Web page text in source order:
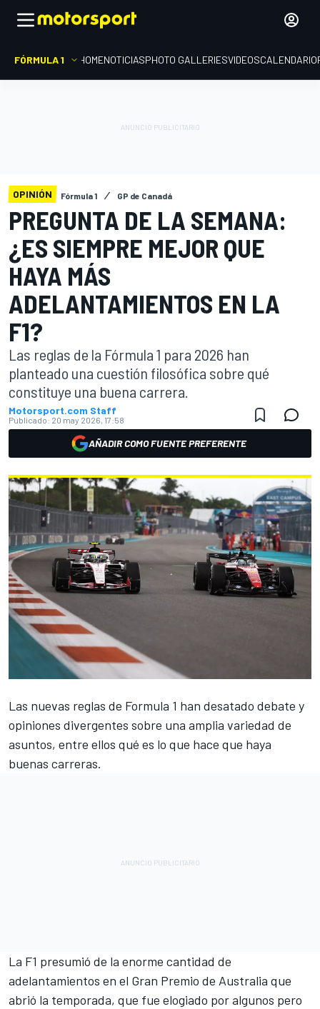
FÓRMULA 1 HOMENOTICIASPHOTO GALLERIESVIDEOSCALENDARIO
OPINIÓN Fórmula 1 GP de Canadá
PREGUNTA DE LA SEMANA:
¿ES SIEMPRE MEJOR QUE
HAYA MÁS
ADELANTAMIENTOS EN LA
F1?
Las reglas de la Fórmula 1 para 2026 han
planteado una cuestión filosófica sobre qué
constituye una buena carrera.
Motorsport.com Staff
Publicado: 20 may 2026, 17:58
AÑADIR COMO FUENTE PREFERENTE
Las nuevas reglas de Formula 1 han desatado debate y
opiniones divergentes sobre una amplia variedad de
asuntos, entre ellos qué es lo que hace que haya
buenas carreras.
La F1 presumió de la enorme cantidad de
adelantamientos en el Gran Premio de Australia que
abrió la temporada, que fue elogiado por algunos pero